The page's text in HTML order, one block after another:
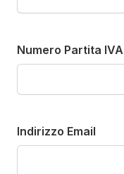
Numero Partita IVA
Indirizzo Email